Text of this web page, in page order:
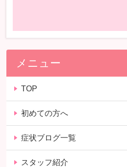
メニュー
TOP
初めての方へ
症状ブログ一覧
スタッフ紹介